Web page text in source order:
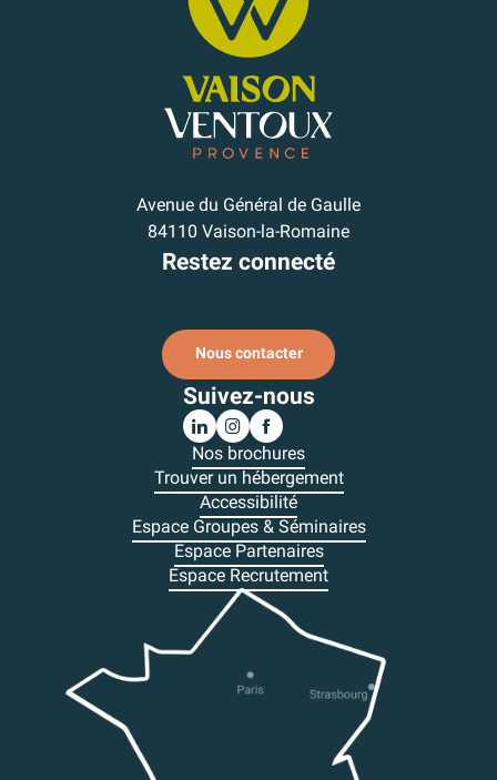
Avenue du Général de Gaulle
84110 Vaison-la-Romaine
Restez connecté
Nous contacter
Suivez-nous
Nos brochures
Trouver un hébergement
Accessibilité
Espace Groupes & Séminaires
Espace Partenaires
Espace Recrutement